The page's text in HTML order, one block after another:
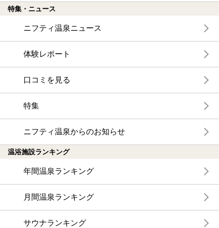
特集・ニュース
ニフティ温泉ニュース
体験レポート
口コミを見る
特集
ニフティ温泉からのお知らせ
温浴施設ランキング
年間温泉ランキング
月間温泉ランキング
サウナランキング